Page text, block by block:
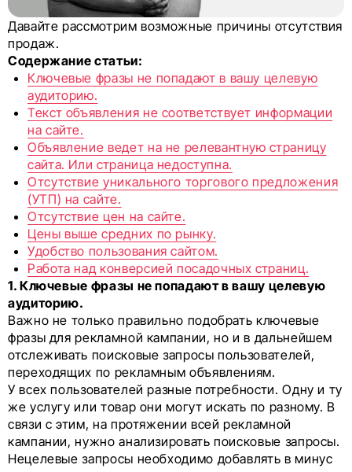
Давайте рассмотрим возможные причины отсутствия
продаж.
Содержание статьи:
Ключевые фразы не попадают в вашу целевую
аудиторию.
Текст объявления не соответствует информации
на сайте.
Объявление ведет на не релевантную страницу
сайта. Или страница недоступна.
Отсутствие уникального торгового предложения
(УТП) на сайте.
Отсутствие цен на сайте.
Цены выше средних по рынку.
Удобство пользования сайтом.
Работа над конверсией посадочных страниц.
1. Ключевые фразы не попадают в вашу целевую
аудиторию.
Важно не только правильно подобрать ключевые
фразы для рекламной кампании, но и в дальнейшем
отслеживать поисковые запросы пользователей,
переходящих по рекламным объявлениям.
У всех пользователей разные потребности. Одну и ту
же услугу или товар они могут искать по разному. В
связи с этим, на протяжении всей рекламной
кампании, нужно анализировать поисковые запросы.
Нецелевые запросы необходимо добавлять в минус